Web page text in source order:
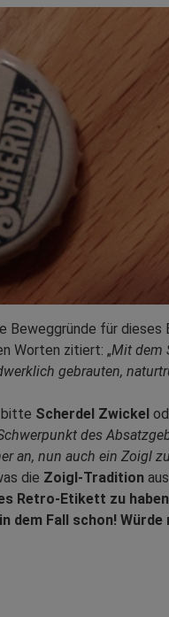
Beweggründe für dieses
Worten zitiert: „Mit dem
gebrauten,
bitte Scherdel Zwickel
des
an, nun auch ein Zoigl
die Zoigl-Tradition
Retro-Etikett zu
dem Fall schon! Würde